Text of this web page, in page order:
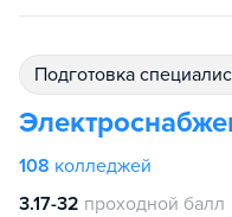
подготовка
108 колледжей
3.17-32 проходной балл